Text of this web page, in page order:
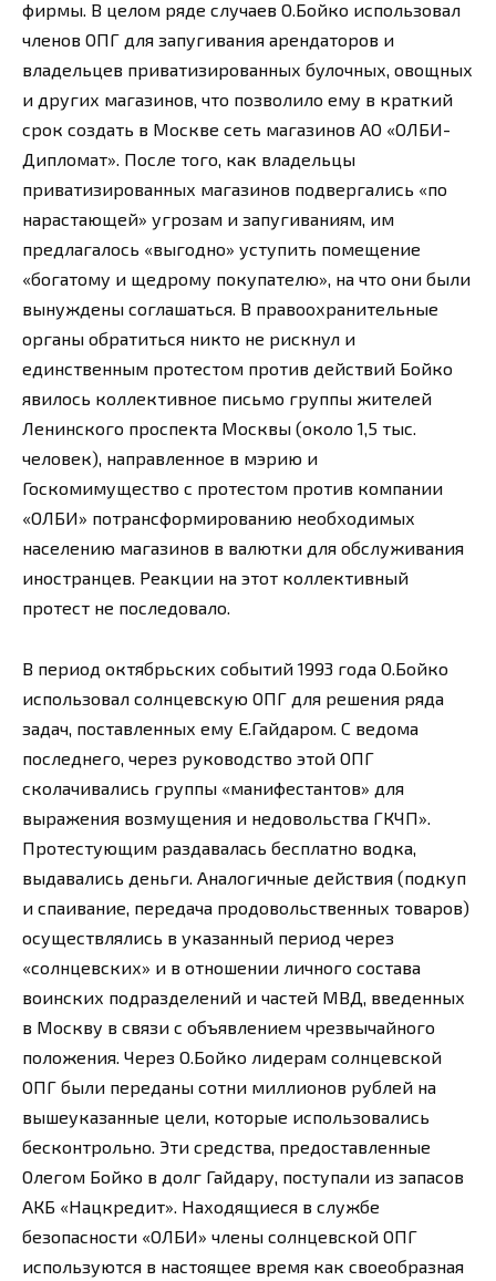
фирмы. В целом ряде случаев О.Бойко использовал
членов ОПГ для запугивания арендаторов и
владельцев приватизированных булочных, овощных
и других магазинов, что позволило ему в краткий
срок создать в Москве сеть магазинов АО «ОЛБИ-
Дипломат». После того, как владельцы
приватизированных магазинов подвергались «по
нарастающей» угрозам и запугиваниям, им
предлагалось «выгодно» уступить помещение
«богатому и щедрому покупателю», на что они были
вынуждены соглашаться. В правоохранительные
органы обратиться никто не рискнул и
единственным протестом против действий Бойко
явилось коллективное письмо группы жителей
Ленинского проспекта Москвы (около 1,5 тыс.
человек), направленное в мэрию и
Госкомимущество с протестом против компании
«ОЛБИ» потрансформированию необходимых
населению магазинов в валютки для обслуживания
иностранцев. Реакции на этот коллективный
протест не последовало.
В период октябрьских событий 1993 года О.Бойко
использовал солнцевскую ОПГ для решения ряда
задач, поставленных ему Е.Гайдаром. С ведома
последнего, через руководство этой ОПГ
сколачивались группы «манифестантов» для
выражения возмущения и недовольства ГКЧП».
Протестующим раздавалась бесплатно водка,
выдавались деньги. Аналогичные действия (подкуп
и спаивание, передача продовольственных товаров)
осуществлялись в указанный период через
«солнцевских» и в отношении личного состава
воинских подразделений и частей МВД, введенных
в Москву в связи с объявлением чрезвычайного
положения. Через О.Бойко лидерам солнцевской
ОПГ были переданы сотни миллионов рублей на
вышеуказанные цели, которые использовались
бесконтрольно. Эти средства, предоставленные
Олегом Бойко в долг Гайдару, поступали из запасов
АКБ «Нацкредит». Находящиеся в службе
безопасности «ОЛБИ» члены солнцевской ОПГ
используются в настоящее время как своеобразная